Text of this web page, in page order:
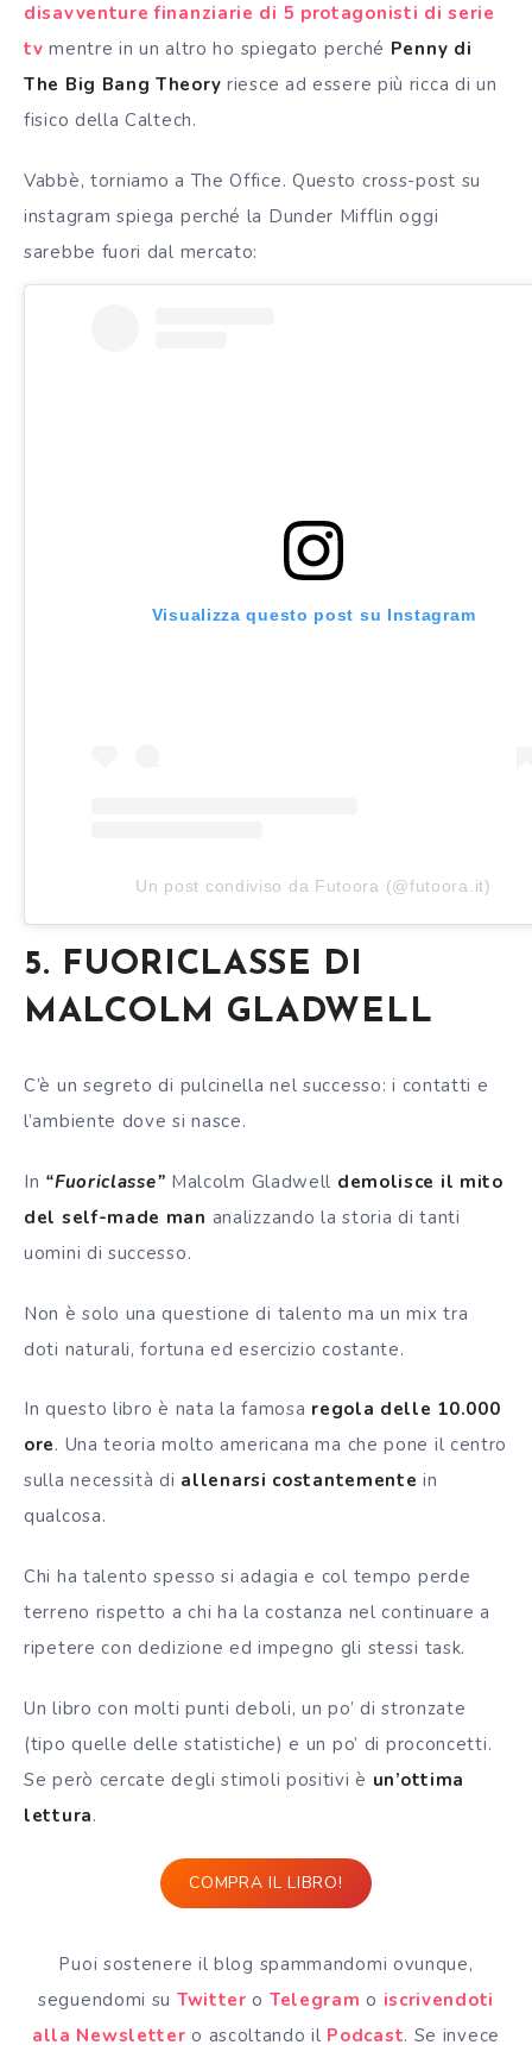
disavventure finanziarie di 5 protagonisti di serie
tv mentre in un altro ho spiegato perché Penny di
The Big Bang Theory riesce ad essere più ricca di un
fisico della Caltech.
Vabbè, torniamo a The Office. Questo cross-post su
instagram spiega perché la Dunder Mifflin oggi
sarebbe fuori dal mercato:
Visualizza questo post su Instagram
Un post condiviso da Futoora (@futoora.it)
5. FUORICLASSE DI
MALCOLM GLADWELL
C’è un segreto di pulcinella nel successo: i contatti e
l’ambiente dove si nasce.
In “Fuoriclasse” Malcolm Gladwell demolisce il mito
del self-made man analizzando la storia di tanti
uomini di successo.
Non è solo una questione di talento ma un mix tra
doti naturali, fortuna ed esercizio costante.
In questo libro è nata la famosa regola delle 10.000
ore. Una teoria molto americana ma che pone il centro
sulla necessità di allenarsi costantemente in
qualcosa.
Chi ha talento spesso si adagia e col tempo perde
terreno rispetto a chi ha la costanza nel continuare a
ripetere con dedizione ed impegno gli stessi task.
Un libro con molti punti deboli, un po’ di stronzate
(tipo quelle delle statistiche) e un po’ di proconcetti.
Se però cercate degli stimoli positivi è un’ottima
lettura.
COMPRA IL LIBRO!
Puoi sostenere il blog spammandomi ovunque,
seguendomi su Twitter o Telegram o iscrivendoti
alla Newsletter o ascoltando il Podcast. Se invece